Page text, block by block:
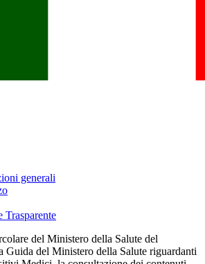
generali
Trasparente
del Ministero della Salute del
Guida del Ministero della Salute riguardanti